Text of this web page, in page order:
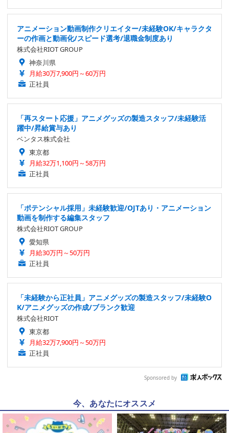
アニメーション動画制作クリエイター/未経験OK/キャラクタ
ーの作画と動画化/スピード選考/退職金制度あり
株式会社RIOT GROUP
神奈川県
月給30万7,900円～60万円
正社員
「再スタート応援」アニメグッズの製造スタッフ/未経験活
躍中/昇給賞与あり
ベンタス株式会社
東京都
月給32万1,100円～58万円
正社員
「ポテンシャル採用」未経験歓迎/OJTあり・アニメーション
動画を制作する編集スタッフ
株式会社RIOT GROUP
愛知県
月給30万円～50万円
正社員
「未経験から正社員」アニメグッズの製造スタッフ/未経験O
K/アニメグッズの作成/ブランク歓迎
株式会社RIOT
東京都
月給32万7,900円～50万円
正社員
Sponsored by
今、あなたにオススメ